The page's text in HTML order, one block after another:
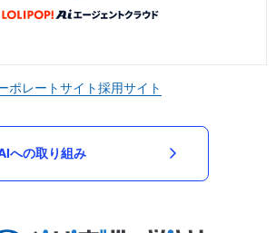
ポレートサイト採用サイト
への取り組み